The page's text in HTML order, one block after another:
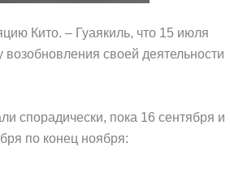
Кито. – Гуаякиль, что 15 июля
своей деятельности
спорадически, пока 16 сентября и
по конец ноября: